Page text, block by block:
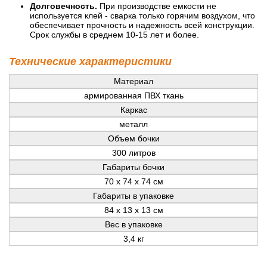
Долговечность. При производстве емкости не
используется клей - сварка только горячим воздухом, что
обеспечивает прочность и надежность всей конструкции.
Срок службы в среднем 10-15 лет и более.
Технические характеристики
Материал
армированная ПВХ ткань
Каркас
металл
Объем бочки
300 литров
Габариты бочки
70 x 74 x 74 см
Габариты в упаковке
84 x 13 x 13 см
Вес в упаковке
3,4 кг